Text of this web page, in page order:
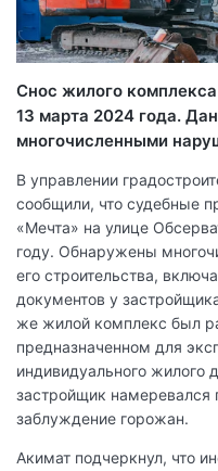
Снос жилого
13 марта 2024 года.
многочисленными
В управлении
сообщили, что судебные
«Мечта» на улице
году. Обнаружены
его строительства,
документов у
же жилой комплекс был
предназначенном для
индивидуального жилого
застройщик намеревался
заблуждение горожан.
Акимат подчеркнул, что